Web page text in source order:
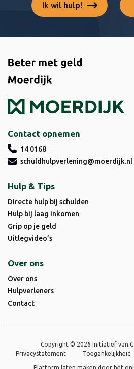
Ik wil hulp!
Contact opnemen
14 0168
schuldhulpverlening@moerdijk.nl
Hulp & Tips
Directe hulp bij schulden
Hulp bij laag inkomen
Grip op je geld
Uitlegvideo’s
Over ons
Over ons
Hulpverleners
Contact
Copyright © 2026 Initiatief van
Privacystatement
Toegankelijkheid